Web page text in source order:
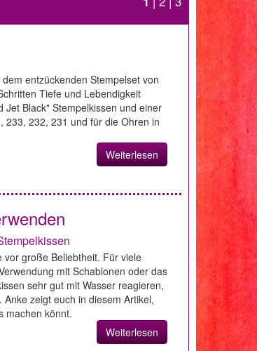
entzückenden Stempelset von
Tiefe und Lebendigkeit
Black" Stempelkissen und einer
233, 232, 231 und für die Ohren in
Weiterlesen
vor große Beliebtheit. Für viele
mit Schablonen oder das
sehr gut mit Wasser reagieren,
zeigt euch in diesem Artikel,
machen könnt.
Weiterlesen